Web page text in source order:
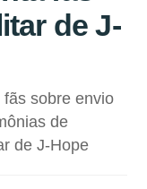
de J-
sobre envio
de
de J-Hope